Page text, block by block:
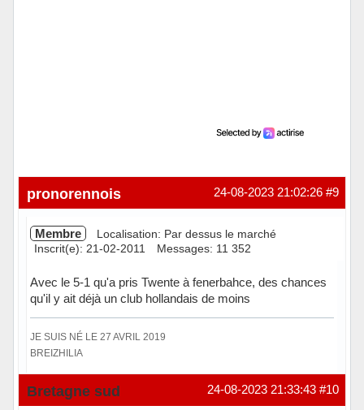
#9
24-08-2023 21:02:26
pronorennois
Membre
Localisation: Par dessus le marché
Inscrit(e): 21-02-2011
Messages: 11 352
Avec le 5-1 qu'a pris Twente à fenerbahce, des chances
qu'il y ait déjà un club hollandais de moins
JE SUIS NÉ LE 27 AVRIL 2019
BREIZHILIA
Hors ligne #10
24-08-2023 21:33:43
Bretagne sud